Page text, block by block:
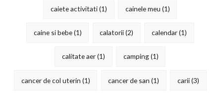
caiete activitati(1) cainele meu (1)
caine si bebe(1) calatorii(2) calendar(1)
calitate aer(1) camping(1)
cancer de col uterin (1) cancer de san (1) carii(3)